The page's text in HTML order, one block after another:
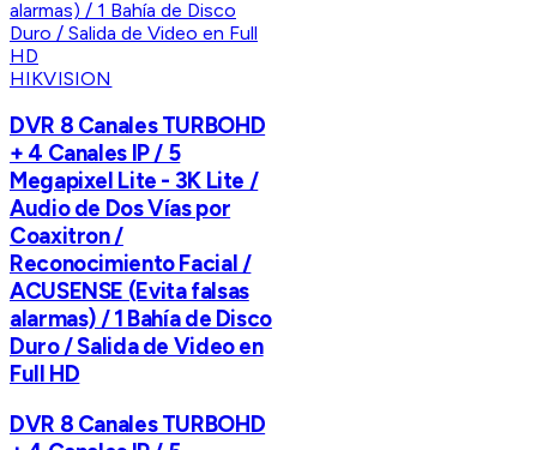
HIKVISION
DVR 8 Canales TURBOHD
+ 4 Canales IP / 5
Megapixel Lite - 3K Lite /
Audio de Dos Vías por
Coaxitron /
Reconocimiento Facial /
ACUSENSE (Evita falsas
alarmas) / 1 Bahía de Disco
Duro / Salida de Video en
Full HD
DVR 8 Canales TURBOHD